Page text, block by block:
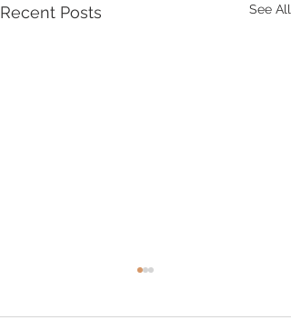
Recent Posts See All